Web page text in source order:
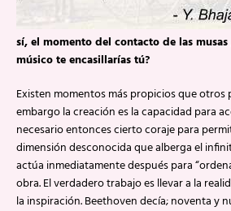
sí, el momento del contacto de las
músico te encasillarías tú?
Existen momentos más propicios que otros
embargo la creación es la capacidad para
necesario entonces cierto coraje para
dimensión desconocida que alberga el
actúa inmediatamente después para
obra. El verdadero trabajo es llevar a la
la inspiración. Beethoven decía; noventa y